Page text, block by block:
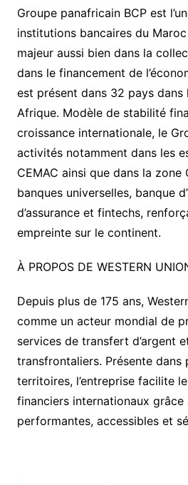
Groupe panafricain BCP est
institutions bancaires du
majeur aussi bien dans la
dans le financement de
est présent dans 32 pays dans
Afrique. Modèle de stabilité
croissance internationale, le
activités notamment dans les
CEMAC ainsi que dans la zone
banques universelles, banque
d’assurance et fintechs,
empreinte sur le continent.
À PROPOS DE WESTERN
Depuis plus de 175 ans,
comme un acteur mondial de
services de transfert d’argent
transfrontaliers. Présente dans
territoires, l’entreprise facilite
financiers internationaux grâce
performantes, accessibles et